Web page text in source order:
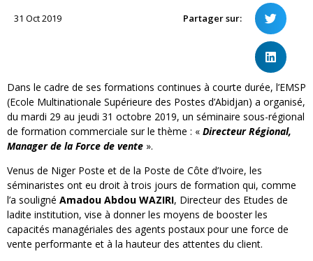
31 Oct 2019 Partager sur:
Dans le cadre de ses formations continues à courte durée, l’EMSP
(Ecole Multinationale Supérieure des Postes d’Abidjan) a organisé,
du mardi 29 au jeudi 31 octobre 2019, un séminaire sous-régional
de formation commerciale sur le thème : « Directeur Régional,
Manager de la Force de vente ».
Venus de Niger Poste et de la Poste de Côte d’Ivoire, les
séminaristes ont eu droit à trois jours de formation qui, comme
l’a souligné Amadou Abdou WAZIRI, Directeur des Etudes de
ladite institution, vise à donner les moyens de booster les
capacités managériales des agents postaux pour une force de
vente performante et à la hauteur des attentes du client.